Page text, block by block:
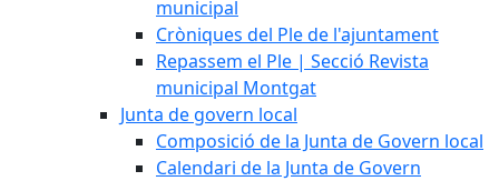
municipal
Cròniques del Ple de l'ajuntament
Repassem el Ple | Secció Revista
municipal Montgat
Junta de govern local
Composició de la Junta de Govern local
Calendari de la Junta de Govern